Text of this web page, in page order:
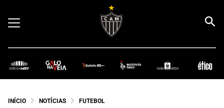
INÍCIO NOTÍCIAS FUTEBOL